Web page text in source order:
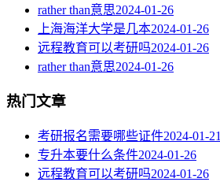
rather than意思2024-01-26
上海海洋大学是几本2024-01-26
远程教育可以考研吗2024-01-26
rather than意思2024-01-26
热门文章
考研报名需要哪些证件2024-01-21
专升本要什么条件2024-01-26
远程教育可以考研吗2024-01-26